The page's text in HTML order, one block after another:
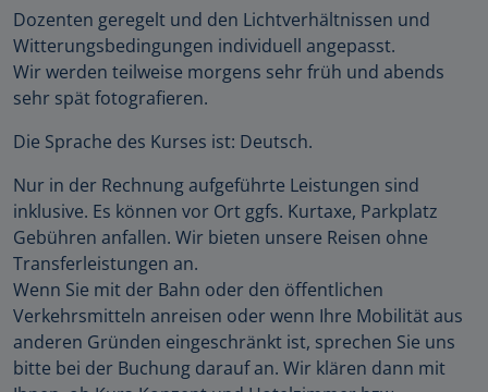
Dozenten geregelt und den Lichtverhältnissen und
Witterungsbedingungen individuell angepasst.
Wir werden teilweise morgens sehr früh und abends
sehr spät fotografieren.
Die Sprache des Kurses ist: Deutsch.
Nur in der Rechnung aufgeführte Leistungen sind
inklusive. Es können vor Ort ggfs. Kurtaxe, Parkplatz
Gebühren anfallen. Wir bieten unsere Reisen ohne
Transferleistungen an.
Wenn Sie mit der Bahn oder den öffentlichen
Verkehrsmitteln anreisen oder wenn Ihre Mobilität aus
anderen Gründen eingeschränkt ist, sprechen Sie uns
bitte bei der Buchung darauf an. Wir klären dann mit